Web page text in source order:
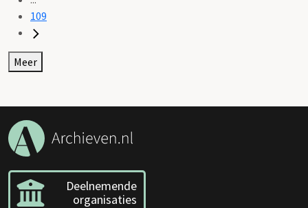
109
Meer
Deelnemende
organisaties